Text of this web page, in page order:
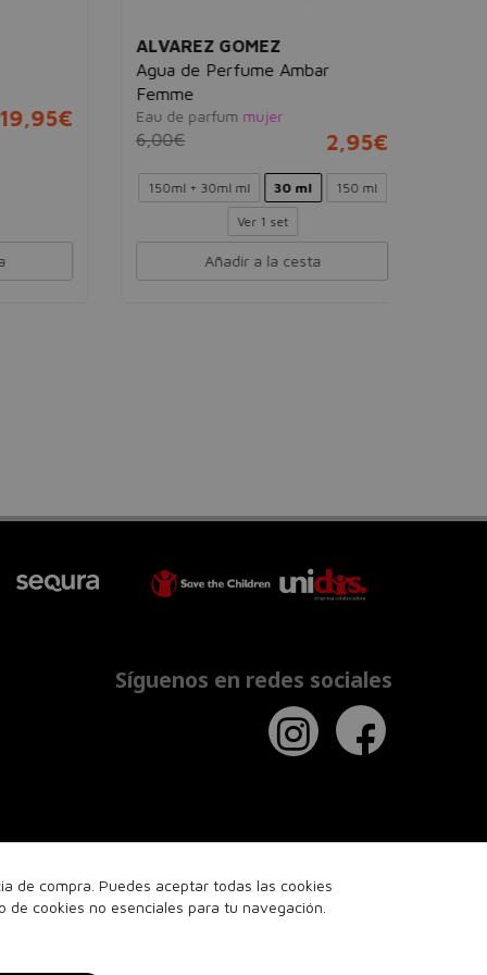
ALVAREZ GOMEZ
Agua de Perfume Ambar
Femme
Eau de parfum mujer
6,00€ 2,95€
150ml + 30ml ml 30 ml 150 ml
Ver 1 set
Añadir a la cesta
de compra. Puedes aceptar todas las cookies
cookies no esenciales para tu navegación.
Síguenos en redes sociales